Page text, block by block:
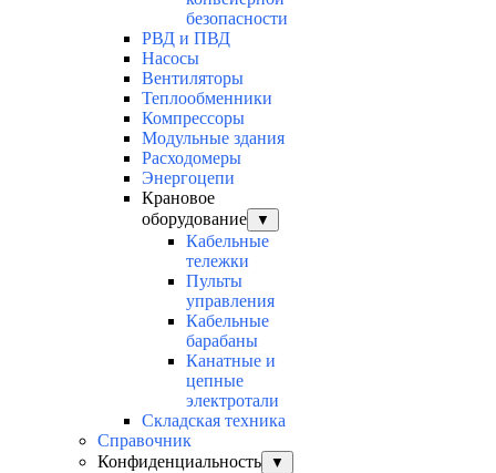
безопасности
РВД и ПВД
Насосы
Вентиляторы
Теплообменники
Компрессоры
Модульные здания
Расходомеры
Энергоцепи
Крановое
оборудование
▼
Кабельные
тележки
Пульты
управления
Кабельные
барабаны
Канатные и
цепные
электротали
Складская техника
Справочник
Конфиденциальность
▼